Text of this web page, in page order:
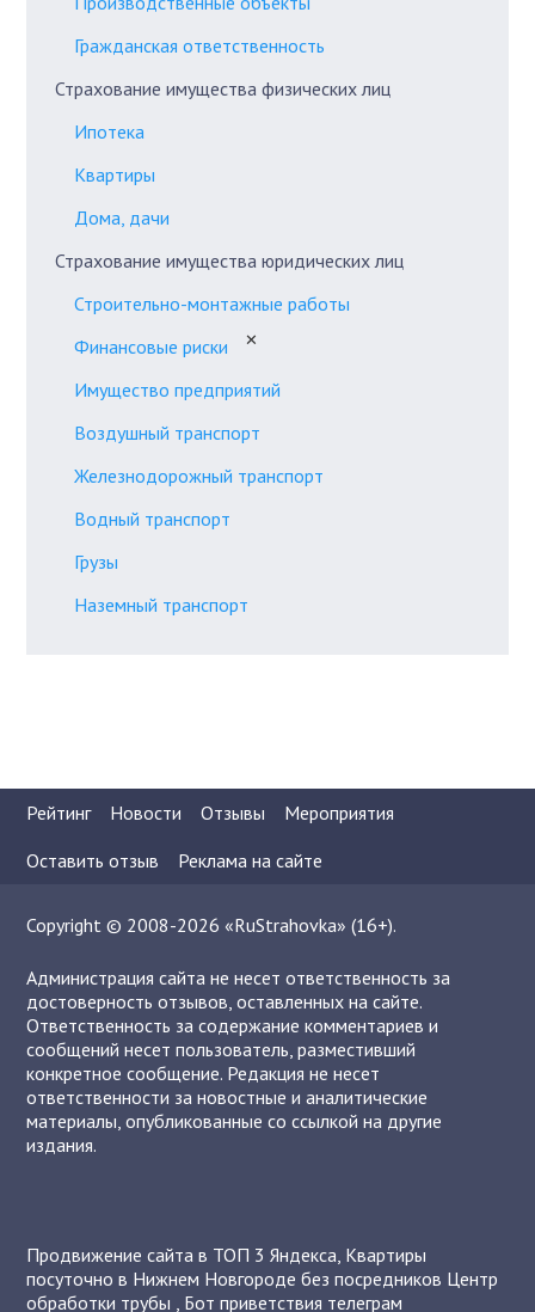
Гражданская ответственность
Страхование имущества физических лиц
Ипотека
Квартиры
Дома, дачи
Страхование имущества юридических лиц
Строительно-монтажные работы
Финансовые риски
✕
Имущество предприятий
Воздушный транспорт
Железнодорожный транспорт
Водный транспорт
Грузы
Наземный транспорт
Рейтинг Новости Отзывы
Мероприятия
Оставить отзыв
Реклама на сайте
Copyright © 2008-2026 «RuStrahovka» (16+).
Администрация сайта не несет ответственность за
достоверность отзывов, оставленных на сайте.
Ответственность за содержание комментариев и
сообщений несет пользователь, разместивший
конкретное сообщение. Редакция не несет
ответственности за новостные и аналитические
материалы, опубликованные со ссылкой на другие
издания.
Продвижение сайта в ТОП 3 Яндекса Квартиры
посуточно в Нижнем Новгороде без посредников Центр
обработки трубы
Бот приветствия телеграм